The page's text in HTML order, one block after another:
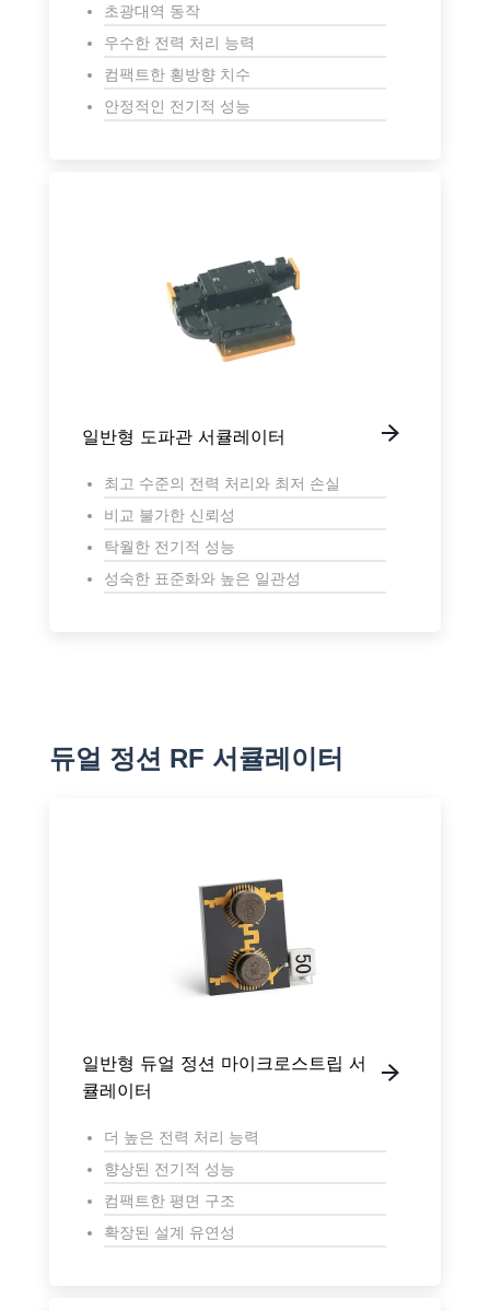
초광대역 동작
우수한 전력 처리 능력
컴팩트한 횡방향 치수
안정적인 전기적 성능
일반형 도파관 서큘레이터
최고 수준의 전력 처리와 최저 손실
비교 불가한 신뢰성
탁월한 전기적 성능
성숙한 표준화와 높은 일관성
듀얼 정션 RF 서큘레이터
일반형 듀얼 정션 마이크로스트립 서
큘레이터
더 높은 전력 처리 능력
향상된 전기적 성능
컴팩트한 평면 구조
확장된 설계 유연성